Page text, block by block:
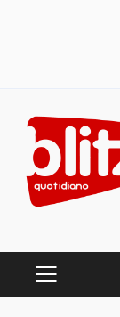
content
PRIMARY